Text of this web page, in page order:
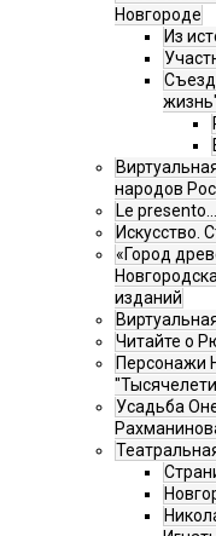
Новгороде
Из
народов
Le
Искусство.
«Город
изданий
Читайте о
Персонажи
Усадьба